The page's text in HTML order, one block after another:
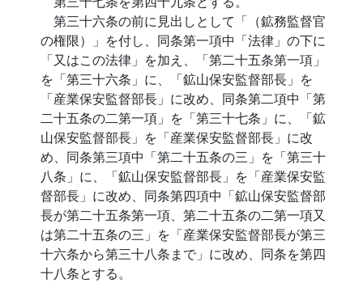
第三十六条の前に見出しとして「（鉱務監督官
の権限）」を付し、同条第一項中「法律」の下に
「又はこの法律」を加え、「第二十五条第一項」
を「第三十六条」に、「鉱山保安監督部長」を
「産業保安監督部長」に改め、同条第二項中「第
二十五条の二第一項」を「第三十七条」に、「鉱
山保安監督部長」を「産業保安監督部長」に改
め、同条第三項中「第二十五条の三」を「第三十
八条」に、「鉱山保安監督部長」を「産業保安監
督部長」に改め、同条第四項中「鉱山保安監督部
長が第二十五条第一項、第二十五条の二第一項又
は第二十五条の三」を「産業保安監督部長が第三
十六条から第三十八条まで」に改め、同条を第四
十八条とする。